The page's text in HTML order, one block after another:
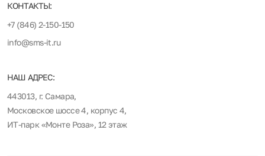
КОНТАКТЫ:
+7 (846) 2-150-150
info@sms-it.ru
НАШ АДРЕС:
443013, г. Самара,
Московское шоссе 4, корпус 4,
ИТ-парк «Монте Роза», 12 этаж